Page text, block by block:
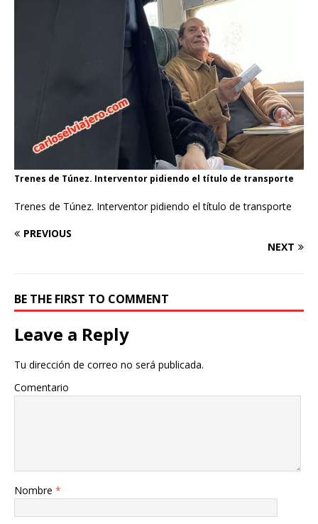
Trenes de Túnez. Interventor pidiendo el título de transporte
Trenes de Túnez. Interventor pidiendo el título de transporte
PREVIOUS
NEXT
BE THE FIRST TO COMMENT
Leave a Reply
Tu dirección de correo no será publicada.
Comentario
Nombre *